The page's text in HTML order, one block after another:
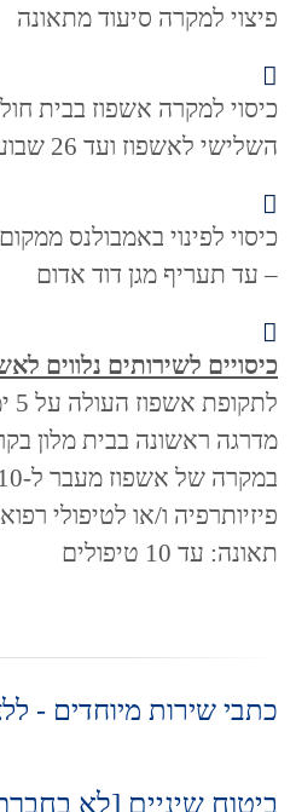
פיצוי למקרה סיעוד מתאונה
כיסוי למקרה אשפוז בבית
השלישי לאשפוז ועד 26 שבועות אשפוז בסך הכול
כיסוי לפינוי באמבולנס
– עד תעריף מגן דוד אדום
כיסויים לשירותים נלווים
מדרגה ראשונה בבית מלון
פיזיותרפיה ו/או לטיפולי
תאונה: עד 10 טיפולים
כתבי שירות מיוחדים -
ביטוח שיניים [לא